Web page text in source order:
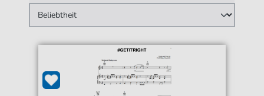
1
2
3
4
5